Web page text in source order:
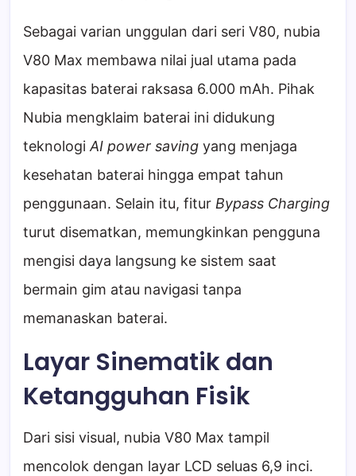
Sebagai varian unggulan dari seri V80, nubia
V80 Max membawa nilai jual utama pada
kapasitas baterai raksasa 6.000 mAh. Pihak
Nubia mengklaim baterai ini didukung
teknologi AI power saving yang menjaga
kesehatan baterai hingga empat tahun
penggunaan. Selain itu, fitur Bypass Charging
turut disematkan, memungkinkan pengguna
mengisi daya langsung ke sistem saat
bermain gim atau navigasi tanpa
memanaskan baterai.
Layar Sinematik dan
Ketangguhan Fisik
Dari sisi visual, nubia V80 Max tampil
mencolok dengan layar LCD seluas 6,9 inci.